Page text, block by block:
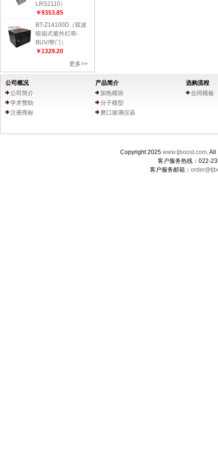
LRS2110）
￥9353.85
BT-Z14100D（双波
暗箱式紫外灯/B-
BUV/带门）
￥1329.20
更多>>
公司概况
公司简介
学术赞助
注册商标
产品简介
加热模块
分子模型
磨口玻璃仪器
选购流程
合同模板
Copyright 2025 www.tjboost.com.
客户服务热线：022-
客户服务邮箱：